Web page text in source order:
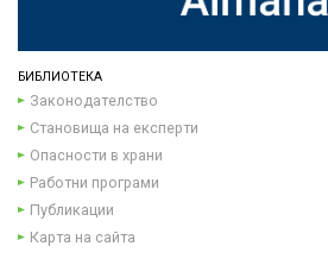
БИБЛИОТЕКА
Законодателство
Становища на експерти
Опасности в храни
Работни програми
Публикации
Карта на сайта